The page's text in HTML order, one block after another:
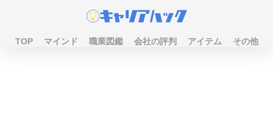
TOP マインド 職業図鑑 会社の評判 アイテム その他